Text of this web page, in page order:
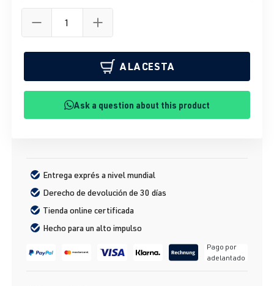
A LA CESTA
Ask a question about this product
Entrega exprés a nivel mundial
Derecho de devolución de 30 días
Tienda online certificada
Hecho para un alto impulso
Pago por
adelantado